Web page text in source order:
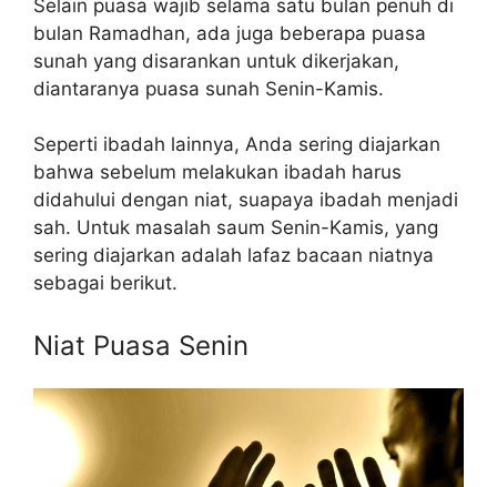
Selain puasa wajib selama satu bulan penuh di
bulan Ramadhan, ada juga beberapa puasa
sunah yang disarankan untuk dikerjakan,
diantaranya puasa sunah Senin-Kamis.
Seperti ibadah lainnya, Anda sering diajarkan
bahwa sebelum melakukan ibadah harus
didahului dengan niat, suapaya ibadah menjadi
sah. Untuk masalah saum Senin-Kamis, yang
sering diajarkan adalah lafaz bacaan niatnya
sebagai berikut.
Niat Puasa Senin